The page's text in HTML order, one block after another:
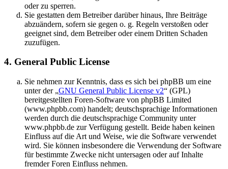
oder zu sperren.
Sie gestatten dem Betreiber darüber hinaus, Ihre Beiträge
abzuändern, sofern sie gegen o. g. Regeln verstoßen oder
geeignet sind, dem Betreiber oder einem Dritten Schaden
zuzufügen.
4. General Public License
Sie nehmen zur Kenntnis, dass es sich bei phpBB um eine
unter der „GNU General Public License v2“ (GPL)
bereitgestellten Foren-Software von phpBB Limited
(www.phpbb.com) handelt; deutschsprachige Informationen
werden durch die deutschsprachige Community unter
www.phpbb.de zur Verfügung gestellt. Beide haben keinen
Einfluss auf die Art und Weise, wie die Software verwendet
wird. Sie können insbesondere die Verwendung der Software
für bestimmte Zwecke nicht untersagen oder auf Inhalte
fremder Foren Einfluss nehmen.